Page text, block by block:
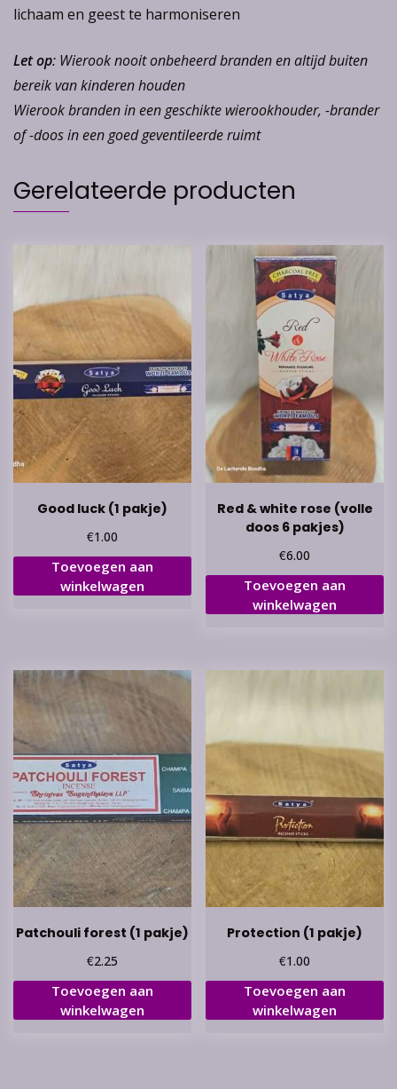
lichaam en geest te harmoniseren
Let op: Wierook nooit onbeheerd branden en altijd buiten
bereik van kinderen houden
Wierook branden in een geschikte wierookhouder, -brander
of -doos in een goed geventileerde ruimt
Gerelateerde producten
Good luck (1 pakje)
€1.00
Toevoegen aan
winkelwagen
Red & white rose (volle
doos 6 pakjes)
€6.00
Toevoegen aan
winkelwagen
Patchouli forest (1 pakje)
€2.25
Toevoegen aan
winkelwagen
Protection (1 pakje)
€1.00
Toevoegen aan
winkelwagen